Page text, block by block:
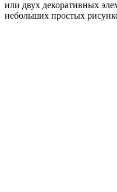
или двух декоративных
небольших простых